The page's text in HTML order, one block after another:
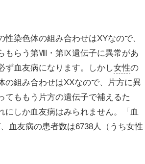
染色体の組み合わせはXYなので、
もらう第Ⅷ・第Ⅸ遺伝子に異常があ
ず血友病になります。しかし女性の
の組み合わせはXXなので、片方に異
てももう片方の遺伝子で補えるた
にしか血友病はみられません。「血
血友病の患者数は6738人（うち女性